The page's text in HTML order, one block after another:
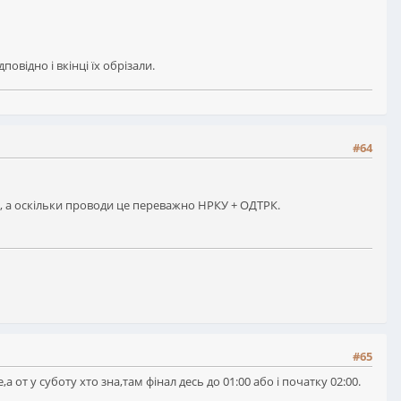
і вкінці їх обрізали.
#64
а оскільки проводи це переважно НРКУ + ОДТРК.
#65
у суботу хто зна,там фінал десь до 01:00 або і початку 02:00.